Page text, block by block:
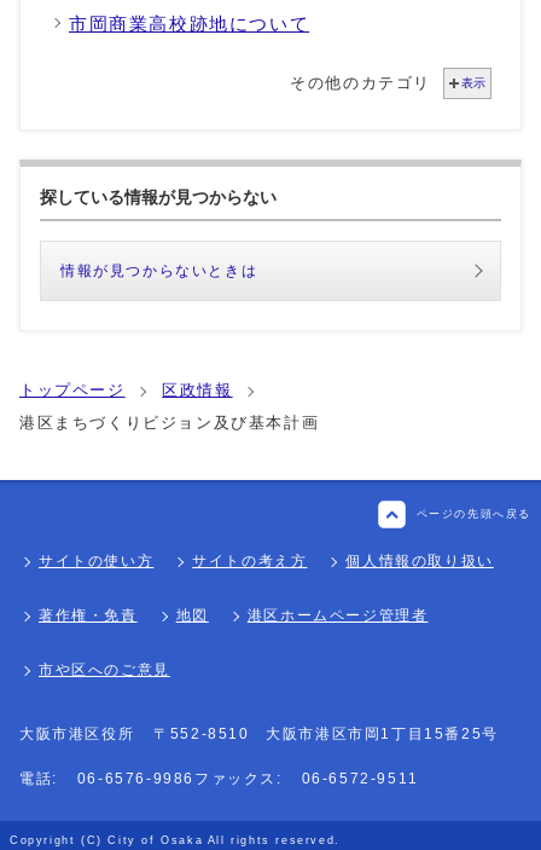
市岡商業高校跡地について
その他のカテゴリ 表示
探している情報が見つからない
情報が見つからないときは
トップページ
区政情報
港区まちづくりビジョン及び基本計画
ページの先頭へ戻る
サイトの使い方 サイトの考え方 個人情報の取り扱い
著作権・免責 地図 港区ホームページ管理者
市や区へのご意見
大阪市港区役所 〒552-8510 大阪市港区市岡1丁目15番25号
電話: 06-6576-9986 ファックス: 06-6572-9511
Copyright (C) City of Osaka All rights reserved.